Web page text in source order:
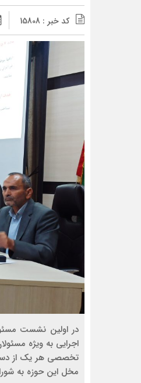
کد خبر : 15808
در اولین نشست
اجرایی به ویژه
تخصصی هر یک از
مخل این حوزه به